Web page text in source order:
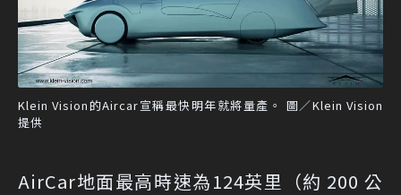
Klein Vision的Aircar宣稱最快明年就將量產。 圖／Klein Vision
提供
AirCar地面最高時速為124英里（約 200 公